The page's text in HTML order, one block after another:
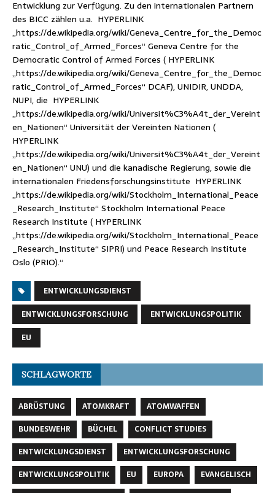
Entwicklung zur Verfügung. Zu den internationalen Partnern
des BICC zählen u.a. HYPERLINK
„https://de.wikipedia.org/wiki/Geneva_Centre_for_the_Democ
ratic_Control_of_Armed_Forces“ Geneva Centre for the
Democratic Control of Armed Forces ( HYPERLINK
„https://de.wikipedia.org/wiki/Geneva_Centre_for_the_Democ
ratic_Control_of_Armed_Forces“ DCAF), UNIDIR, UNDDA,
NUPI, die HYPERLINK
„https://de.wikipedia.org/wiki/Universit%C3%A4t_der_Vereint
en_Nationen“ Universität der Vereinten Nationen (
HYPERLINK
„https://de.wikipedia.org/wiki/Universit%C3%A4t_der_Vereint
en_Nationen“ UNU) und die kanadische Regierung, sowie die
internationalen Friedensforschungsinstitute HYPERLINK
„https://de.wikipedia.org/wiki/Stockholm_International_Peace
_Research_Institute“ Stockholm International Peace
Research Institute ( HYPERLINK
„https://de.wikipedia.org/wiki/Stockholm_International_Peace
_Research_Institute“ SIPRI) und Peace Research Institute
Oslo (PRIO).“
ENTWICKLUNGSDIENST
ENTWICKLUNGSFORSCHUNG
ENTWICKLUNGSPOLITIK
EU
SCHLAGWORTE
ABRÜSTUNG ATOMKRAFT
ATOMWAFFEN
BUNDESWEHR
BÜCHEL
CONFLICT STUDIES
ENTWICKLUNGSDIENST
ENTWICKLUNGSFORSCHUNG
ENTWICKLUNGSPOLITIK
EU EUROPA
EVANGELISCH